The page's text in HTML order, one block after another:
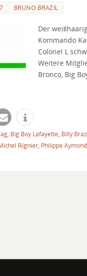
BRUNO BRAZIL
Der
Kommando
Colonel L
Weitere
Bronco, Big
Big Boy Lafayette Billy
Régnier Philippe Aymond